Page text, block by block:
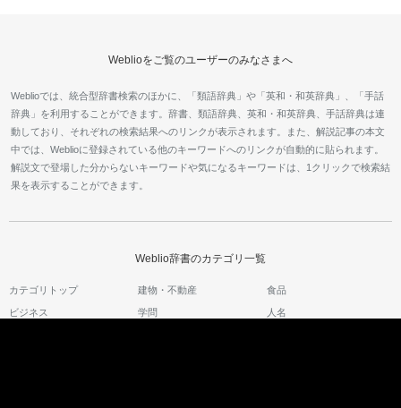
Weblioをご覧のユーザーのみなさまへ
Weblioでは、統合型辞書検索のほかに、「類語辞典」や「英和・和英辞典」、「手話
辞典」を利用することができます。辞書、類語辞典、英和・和英辞典、手話辞典は連
動しており、それぞれの検索結果へのリンクが表示されます。また、解説記事の本文
中では、Weblioに登録されている他のキーワードへのリンクが自動的に貼られます。
解説文で登場した分からないキーワードや気になるキーワードは、1クリックで検索結
果を表示することができます。
Weblio辞書のカテゴリ一覧
カテゴリトップ 建物・不動産 食品
ビジネス 学問 人名